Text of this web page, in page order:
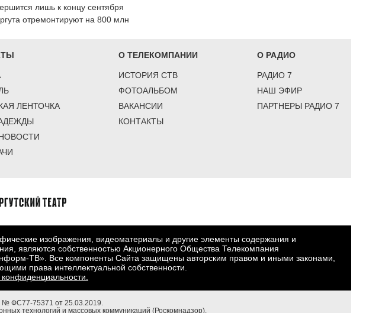
лишь к концу сентября
отремонтируют на 800 млн
ЛЕНТОЧКА
О ТЕЛЕКОМПАНИИ
ИСТОРИЯ СТВ
ФОТОАЛЬБОМ
ВАКАНСИИ
КОНТАКТЫ
О РАДИО
РАДИО 7
НАШ ЭФИР
ПАРТНЕРЫ РАДИО 7
изображения, видеоматериалы и другие элементы содержания и
являются собственностью Акционерного Общества Телекомпания
ТВ». Все компоненты Сайта защищены авторским правом и иными законами,
права интеллектуальной собственности.
конфиденциальности.
ФС77-75371 от 25.03.2019.
технологий и массовых коммуникаций (Роскомнадзор).